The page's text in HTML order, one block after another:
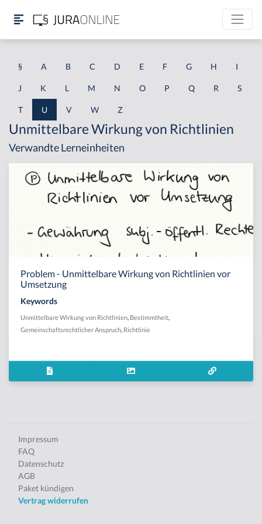
§ A B C D E F G H I
J K L M N O P Q R S
T U V W Z
Unmittelbare Wirkung von Richtlinien
Verwandte Lerneinheiten
Problem - Unmittelbare Wirkung von Richtlinien vor
Umsetzung
Keywords
Unmittelbare Wirkung von Richtlinien Bestimmtheit
Gemeinschaftsrechtlicher Anspruch Richtlinie
Impressum
FAQ
Datenschutz
AGB
Paket kündigen
Vertrag widerrufen